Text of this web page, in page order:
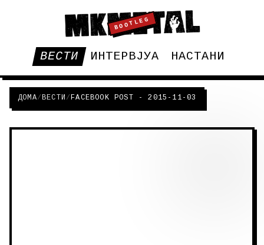
BOOTLEG
ВЕСТИ ИНТЕРВЈУА НАСТАНИ
ДОМА/ВЕСТИ /FACEBOOK POST - 2015-11-03